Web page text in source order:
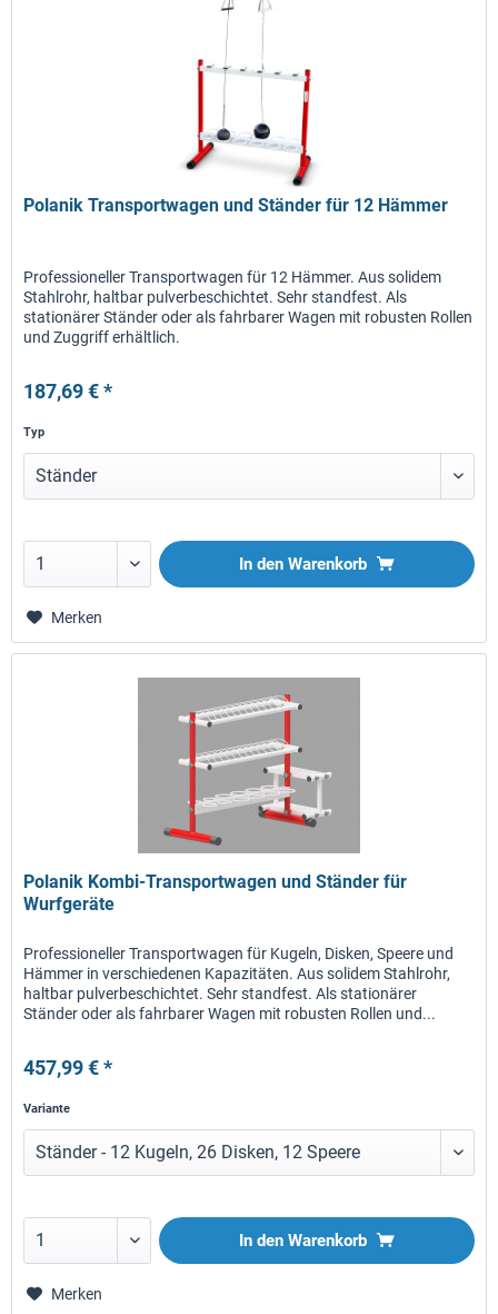
Polanik Transportwagen und Ständer für 12 Hämmer
Professioneller Transportwagen für 12 Hämmer. Aus solidem
Stahlrohr, haltbar pulverbeschichtet. Sehr standfest. Als
stationärer Ständer oder als fahrbarer Wagen mit robusten Rollen
und Zuggriff erhältlich.
187,69 € *
Typ
In den Warenkorb
Merken
Polanik Kombi-Transportwagen und Ständer für
Wurfgeräte
Professioneller Transportwagen für Kugeln, Disken, Speere und
Hämmer in verschiedenen Kapazitäten. Aus solidem Stahlrohr,
haltbar pulverbeschichtet. Sehr standfest. Als stationärer
Ständer oder als fahrbarer Wagen mit robusten Rollen und...
457,99 € *
Variante
In den Warenkorb
Merken